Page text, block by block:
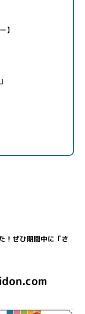
】
！ぜひ期間中に「さ